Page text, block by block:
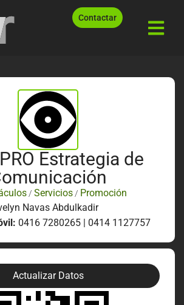
Contactar
Estrategia de
/ Servicios/ Promoción
Navas Abdulkadir
0416 7280265 | 0414 1127757
Actualizar Datos